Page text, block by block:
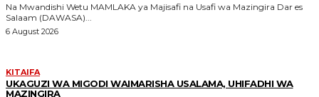
Na Mwandishi Wetu MAMLAKA ya Majisafi na Usafi wa Mazingira Dar es
Salaam (DAWASA)...
6 August 2026
KITAIFA
UKAGUZI WA MIGODI WAIMARISHA USALAMA, UHIFADHI WA
MAZINGIRA